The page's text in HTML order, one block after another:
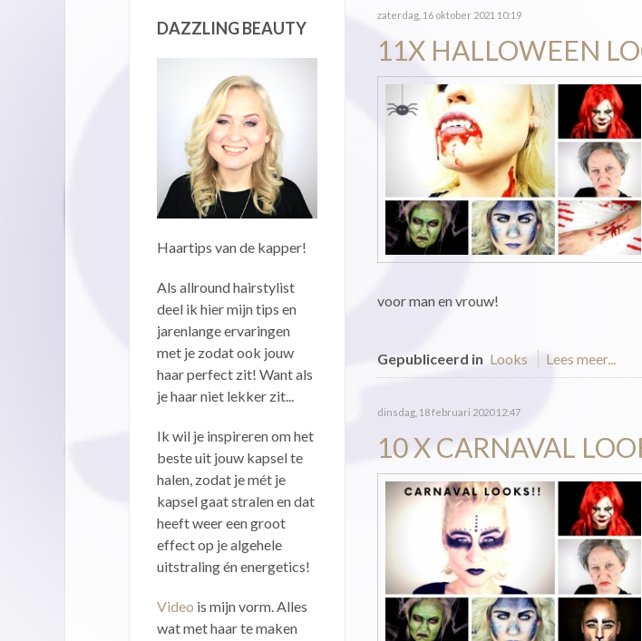
zaterdag, 16 oktober 2021 10:19
11X HALLOWEEN
voor man en vrouw!
Gepubliceerd in Looks Lees meer...
dinsdag, 18 februari 2020 12:47
10 X CARNAVAL
DAZZLING BEAUTY
Haartips van de kapper!
Als allround hairstylist
deel ik hier mijn tips en
jarenlange ervaringen
met je zodat ook jouw
haar perfect zit! Want als
je haar niet lekker zit...
Ik wil je inspireren om het
beste uit jouw kapsel te
halen, zodat je mét je
kapsel gaat stralen en dat
heeft weer een groot
effect op je algehele
uitstraling én energetics!
Video is mijn vorm. Alles
wat met haar te maken